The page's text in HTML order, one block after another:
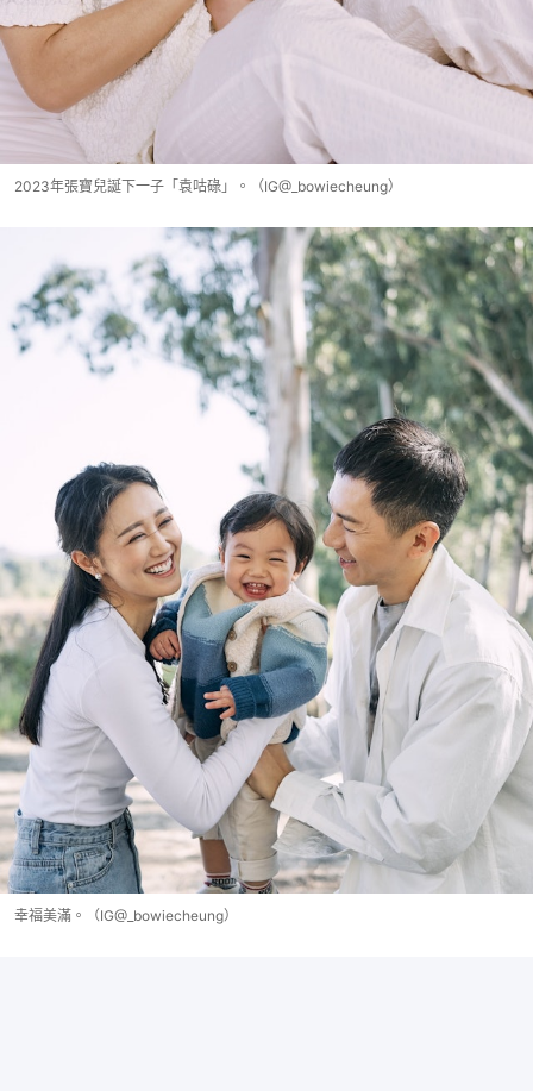
2023年張寶兒誕下一子「袁咕碌」。（IG@_bowiecheung）
幸福美滿。（IG@_bowiecheung）